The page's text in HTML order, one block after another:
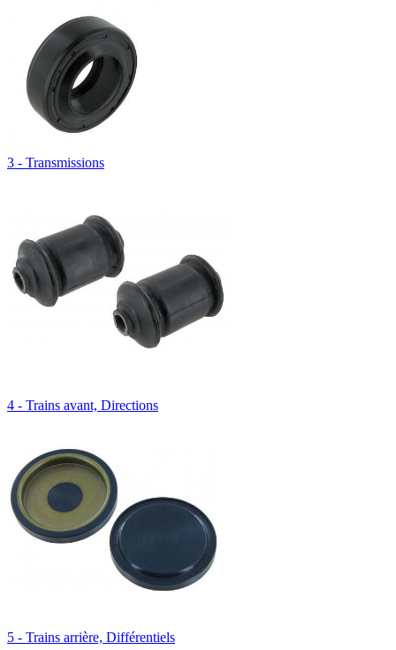
3 - Transmissions
4 - Trains avant, Directions
5 - Trains arrière, Différentiels